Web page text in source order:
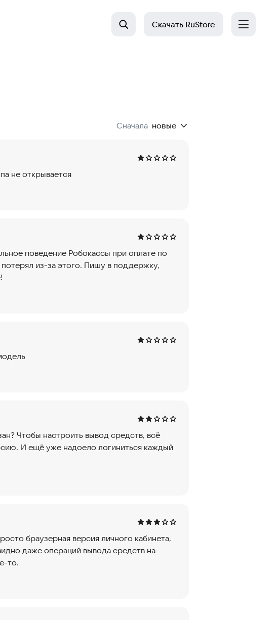
Скачать RuStore
Сначала новые
не открывается
поведение Робокассы при оплате по
из-за этого. Пишу в поддержку,
Чтобы настроить вывод средств, всё
И ещё уже надоело логиниться каждый
браузерная версия личного кабинета,
даже операций вывода средств на
то.